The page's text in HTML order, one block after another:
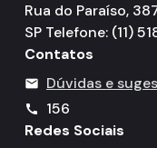
Rua do Paraíso,
SP Telefone: (11)
Contatos
mail Dúvidas e
call
156
Redes Sociais